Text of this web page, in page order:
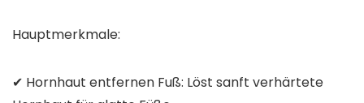
Hauptmerkmale:
✔ Hornhaut entfernen Fuß: Löst sanft verhärtete